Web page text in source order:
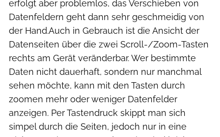
erfolgt aber problemlos, das Verschieben von
Datenfeldern geht dann sehr geschmeidig von
der Hand.Auch in Gebrauch ist die Ansicht der
Datenseiten über die zwei Scroll-/Zoom-Tasten
rechts am Gerät veränderbar. Wer bestimmte
Daten nicht dauerhaft, sondern nur manchmal
sehen möchte, kann mit den Tasten durch
zoomen mehr oder weniger Datenfelder
anzeigen. Per Tastendruck skippt man sich
simpel durch die Seiten, jedoch nur in eine